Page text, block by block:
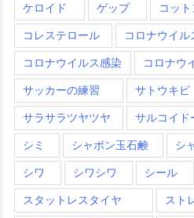
ケロイド ゲップ コット
コレステロール コロナウイル
コロナウイルス感染 コロナウ
サッカーの練習 サトウキビ
サラサラツヤツヤ サルコイド
シミ シャボン玉石鹸 シ
シワ シワシワ シール
スタットレスタイヤ スト